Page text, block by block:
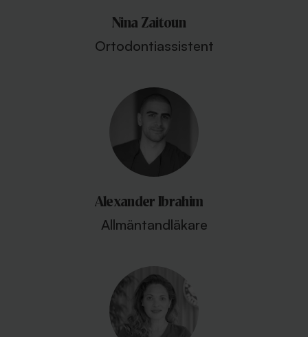
Nina Zaitoun
Ortodontiassistent
Alexander Ibrahim
Allmäntandläkare